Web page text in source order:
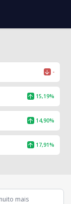
-
15,19%
14,90%
17,91%